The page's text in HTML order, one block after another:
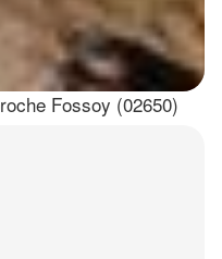
Fossoy (02650)